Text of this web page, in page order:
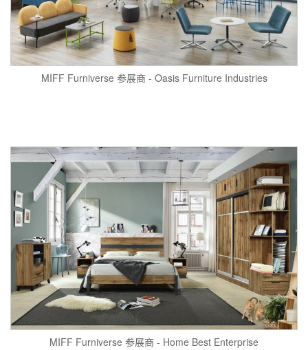
MIFF Furniverse 参展商 - Oasis Furniture Industries
MIFF Furniverse 参展商 - Home Best Enterprise